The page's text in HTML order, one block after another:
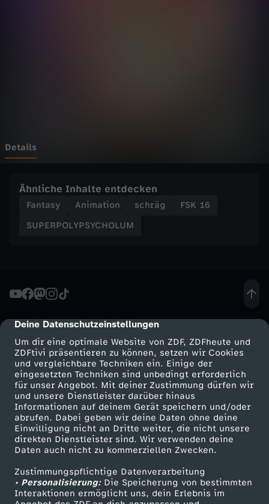
cmp-dialog-description
Deine Datenschutzeinstellungen
Um dir eine optimale Website von ZDF, ZDFheute und
ZDFtivi präsentieren zu können, setzen wir Cookies
und vergleichbare Techniken ein. Einige der
eingesetzten Techniken sind unbedingt erforderlich
für unser Angebot. Mit deiner Zustimmung dürfen wir
und unsere Dienstleister darüber hinaus
Informationen auf deinem Gerät speichern und/oder
abrufen. Dabei geben wir deine Daten ohne deine
Einwilligung nicht an Dritte weiter, die nicht unsere
direkten Dienstleister sind. Wir verwenden deine
Daten auch nicht zu kommerziellen Zwecken.
Zustimmungspflichtige Datenverarbeitung
• Personalisierung:Die Speicherung von bestimmten
Interaktionen ermöglicht uns, dein Erlebnis im
C
H
O
M
-
S
U
P
E
R
P
Details
Ähnliche Inhalte entdecken
Fantasy Animation schräg
FSK 16
SUPERPOLYPSYCHOLUM
Mehr ZDF
ZDF-Apps
Smart TV
ZDFtext
Livestreams
Sendungen A-Z
Service
ZDFmitreden
Kontakt zum ZDF
Tickets
Zuschauerservice
Hilfe